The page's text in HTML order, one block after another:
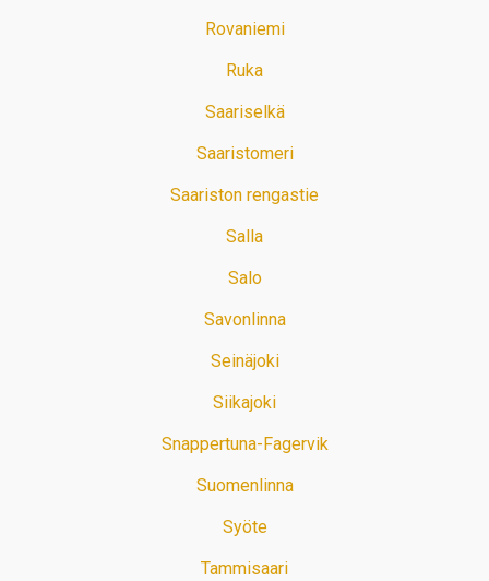
Rovaniemi
Ruka
Saariselkä
Saaristomeri
Saariston rengastie
Salla
Salo
Savonlinna
Seinäjoki
Siikajoki
Snappertuna-Fagervik
Suomenlinna
Syöte
Tammisaari